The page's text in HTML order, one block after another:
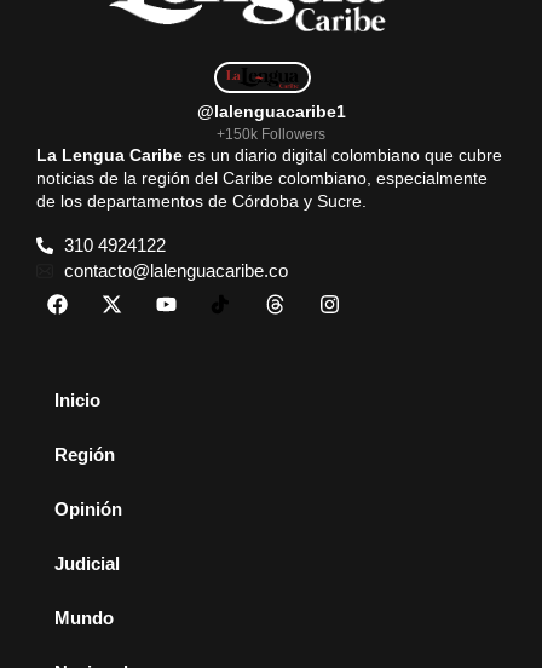
@lalenguacaribe1
+150k Followers
La Lengua Caribe es un diario digital colombiano que cubre
noticias de la región del Caribe colombiano, especialmente
de los departamentos de Córdoba y Sucre.
310 4924122
contacto@lalenguacaribe.co
Inicio
Región
Opinión
Judicial
Mundo